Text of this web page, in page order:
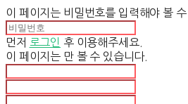
이 페이지는 비밀번호를 입력해야 볼 수
먼저 로그인 후 이용해주세요.
이 페이지는 만 볼 수 있습니다.